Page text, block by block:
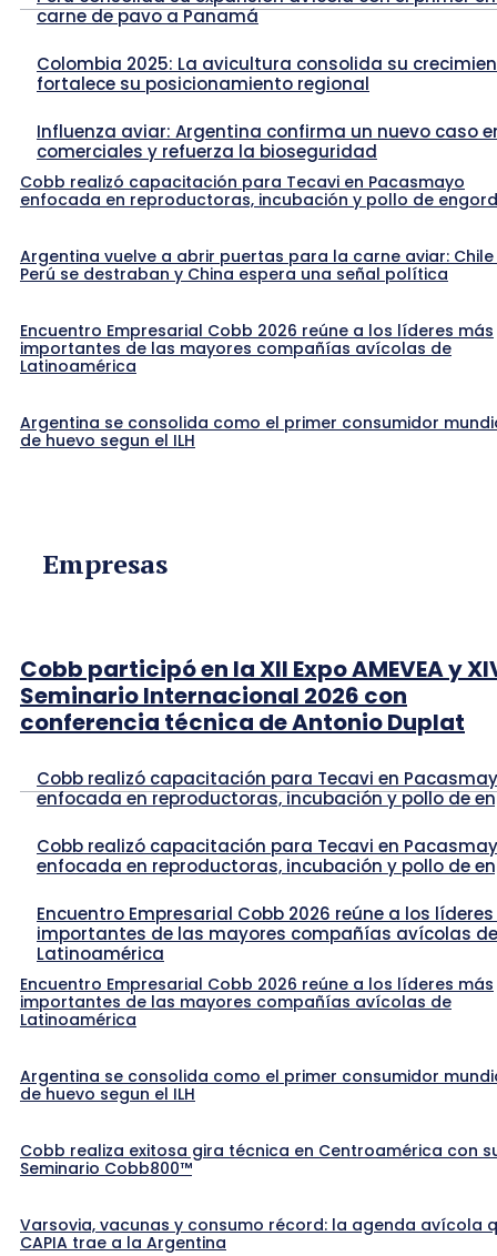
carne de pavo a Panamá
Colombia 2025: La avicultura consolida su
fortalece su posicionamiento regional
Influenza aviar: Argentina confirma un nuevo caso
comerciales y refuerza la bioseguridad
Cobb realizó capacitación para Tecavi en Pacasmayo
enfocada en reproductoras, incubación y pollo de
Argentina vuelve a abrir puertas para la carne aviar: Chile
Perú se destraban y China espera una señal política
Encuentro Empresarial Cobb 2026 reúne a los líderes más
importantes de las mayores compañías avícolas de
Latinoamérica
Argentina se consolida como el primer consumidor
de huevo segun el ILH
Empresas
Cobb participó en la XII Expo AMEVEA y
Seminario Internacional 2026 con
conferencia técnica de Antonio Duplat
Cobb realizó capacitación para Tecavi en
enfocada en reproductoras, incubación y pollo de
Cobb realizó capacitación para Tecavi en
enfocada en reproductoras, incubación y pollo de
Encuentro Empresarial Cobb 2026 reúne a los
importantes de las mayores compañías avícolas de
Latinoamérica
Encuentro Empresarial Cobb 2026 reúne a los líderes más
importantes de las mayores compañías avícolas de
Latinoamérica
Argentina se consolida como el primer consumidor
de huevo segun el ILH
Cobb realiza exitosa gira técnica en Centroamérica con
Seminario Cobb800™
Varsovia, vacunas y consumo récord: la agenda avícola
CAPIA trae a la Argentina